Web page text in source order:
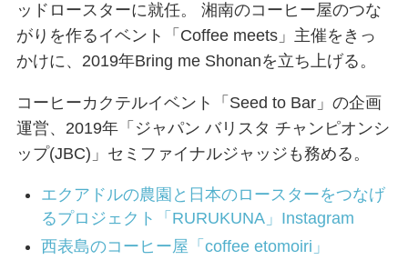
ッドロースターに就任。 湘南のコーヒー屋のつな
がりを作るイベント「Coffee meets」主催をきっ
かけに、2019年Bring me Shonanを立ち上げる。
コーヒーカクテルイベント「Seed to Bar」の企画
運営、2019年「ジャパン バリスタ チャンピオンシ
ップ(JBC)」セミファイナルジャッジも務める。
エクアドルの農園と日本のロースターをつなげ
るプロジェクト「RURUKUNA」Instagram
西表島のコーヒー屋「coffee etomoiri」